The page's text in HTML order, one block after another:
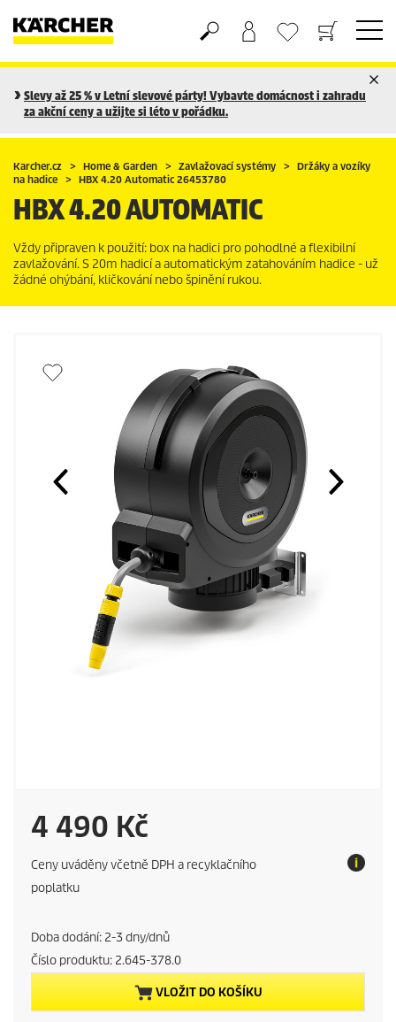
Slevy až 25 % v Letní slevové párty! Vybavte domácnost i zahradu
za akční ceny a užijte si léto v pořádku.
Karcher.cz Home & Garden Zavlažovací systémy
Držáky a vozíky
na hadice
HBX 4.20 Automatic 26453780
HBX 4.20 AUTOMATIC
Vždy připraven k použití: box na hadici pro pohodlné a flexibilní
zavlažování. S 20m hadicí a automatickým zatahováním hadice - už
žádné ohýbání, kličkování nebo špinění rukou.
C
u
r
r
e
n
4 490 Kč
Ceny uváděny včetně DPH a recyklačního
poplatku
Doba dodání: 2-3 dny/dnů
Číslo produktu: 2.645-378.0
VLOŽIT DO KOŠÍKU